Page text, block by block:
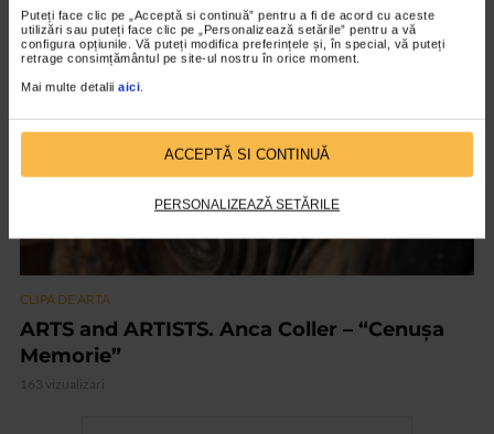
Puteți face clic pe „Acceptă si continuă” pentru a fi de acord cu aceste
utilizări sau puteți face clic pe „Personalizează setările” pentru a vă
configura opțiunile. Vă puteți modifica preferințele și, în special, vă puteți
retrage consimțământul pe site-ul nostru în orice moment.
Mai multe detalii aici.
ACCEPTĂ SI CONTINUĂ
PERSONALIZEAZĂ SETĂRILE
VIDEO
CLIPA DE ARTA
ARTS and ARTISTS. Anca Coller – “Cenușa
Memorie”
163 vizualizari